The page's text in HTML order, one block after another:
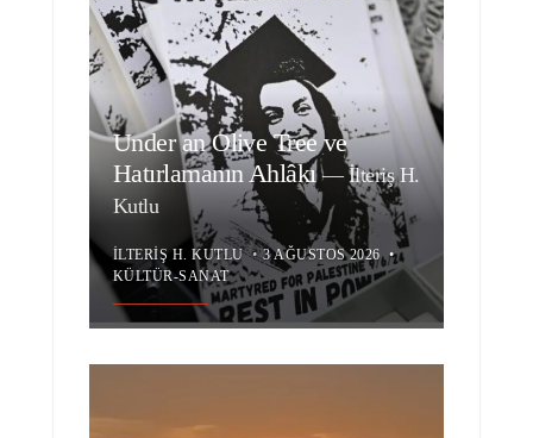
Under an Olive Tree ve
Hatırlamanın Ahlâkı— İlteriş H.
Kutlu
İLTERIŞ H. KUTLU • 3 AĞUSTOS 2026 •
KÜLTÜR-SANAT